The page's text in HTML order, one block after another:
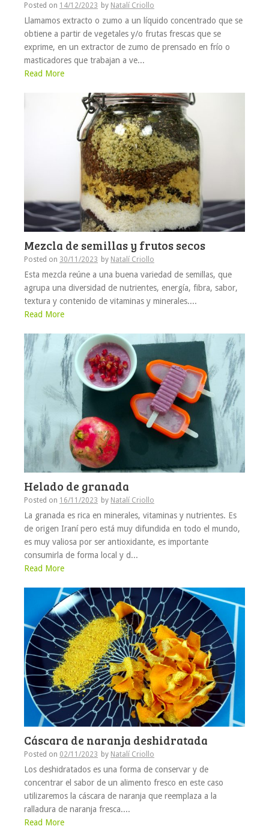
Posted on 14/12/2023 by Natalí Criollo
Llamamos extracto o zumo a un líquido concentrado que se
obtiene a partir de vegetales y/o frutas frescas que se
exprime, en un extractor de zumo de prensado en frío o
masticadores que trabajan a ve...
Read More
Mezcla de semillas y frutos secos
Posted on 30/11/2023 by Natalí Criollo
Esta mezcla reúne a una buena variedad de semillas, que
agrupa una diversidad de nutrientes, energía, fibra, sabor,
textura y contenido de vitaminas y minerales....
Read More
Helado de granada
Posted on 16/11/2023 by Natalí Criollo
La granada es rica en minerales, vitaminas y nutrientes. Es
de origen Iraní pero está muy difundida en todo el mundo,
es muy valiosa por ser antioxidante, es importante
consumirla de forma local y d...
Read More
Cáscara de naranja deshidratada
Posted on 02/11/2023 by Natalí Criollo
Los deshidratados es una forma de conservar y de
concentrar el sabor de un alimento fresco en este caso
utilizaremos la cáscara de naranja que reemplaza a la
ralladura de naranja fresca....
Read More